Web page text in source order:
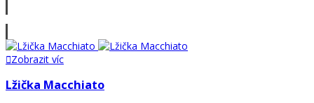
Zobrazit víc
Lžička Macchiato